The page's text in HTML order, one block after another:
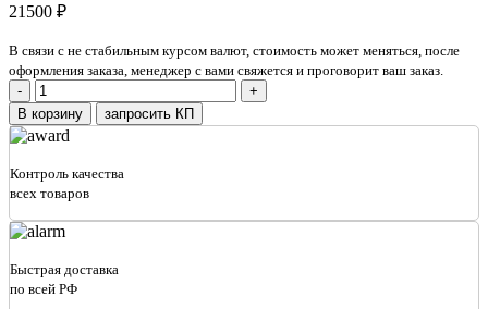
21500 ₽
В связи с не стабильным курсом валют, стоимость может меняться, после
оформления заказа, менеджер с вами свяжется и проговорит ваш заказ.
Количество
товара
Мотор
гидравлический
160
В корзину запросить КП
Контроль качества
всех товаров
Быстрая доставка
по всей РФ